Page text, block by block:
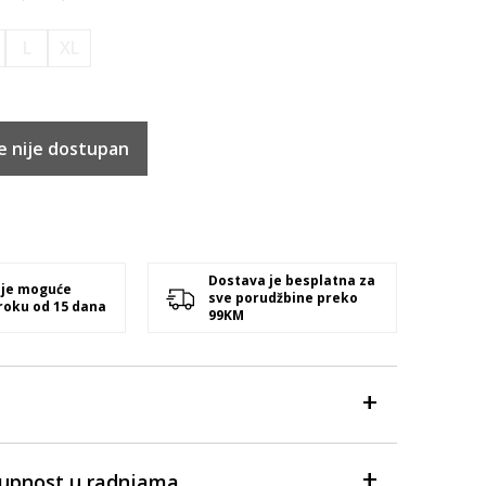
nije dostupan
moguće
od 15 dana
Dostava je besplatna za
sve porudžbine preko
99KM